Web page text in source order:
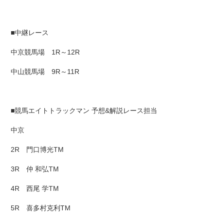
■中継レース
中京競馬場 1R～12R
中山競馬場 9R～11R
■競馬エイトトラックマン 予想&解説レース担当
中京
2R 門口博光TM
3R 仲 和弘TM
4R 西尾 学TM
5R 喜多村克利TM